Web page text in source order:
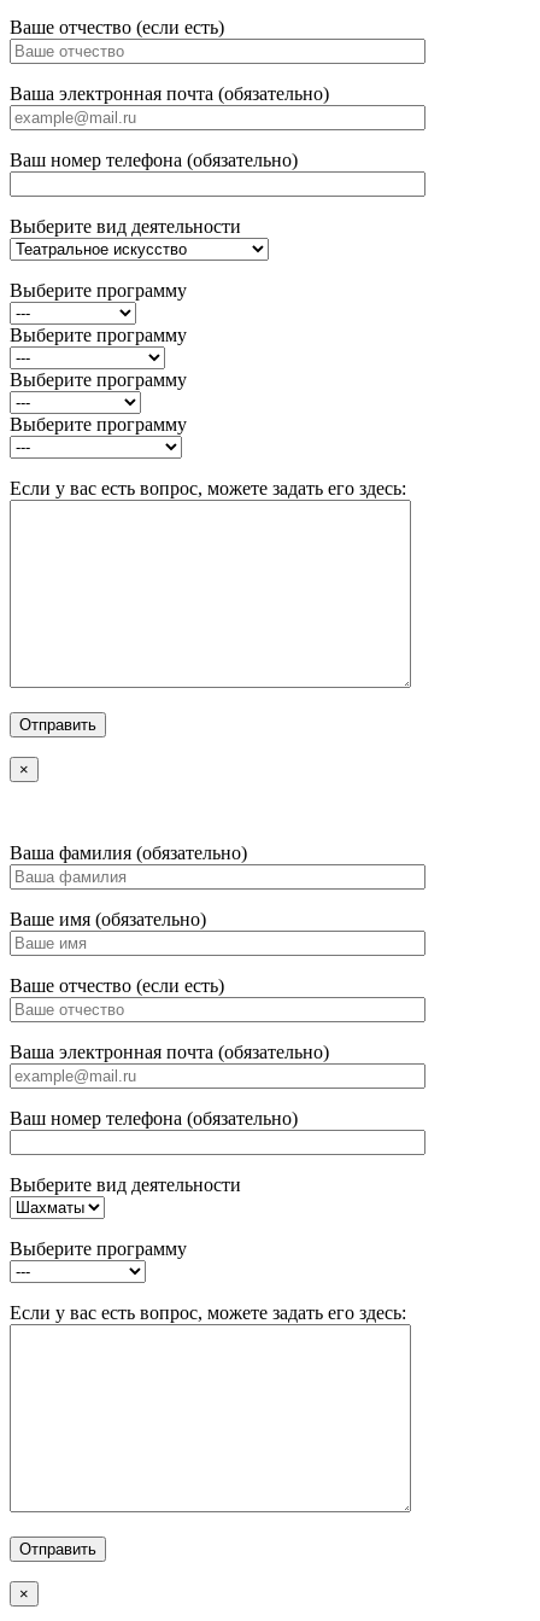
Ваше отчество (если есть)
Ваша электронная почта (обязательно)
Ваш номер телефона (обязательно)
Выберите вид деятельности
Выберите программу
Выберите программу
Выберите программу
Выберите программу
Если у вас есть вопрос, можете задать его здесь:
×
Ваша фамилия (обязательно)
Ваше имя (обязательно)
Ваше отчество (если есть)
Ваша электронная почта (обязательно)
Ваш номер телефона (обязательно)
Выберите вид деятельности
Выберите программу
Если у вас есть вопрос, можете задать его здесь:
×